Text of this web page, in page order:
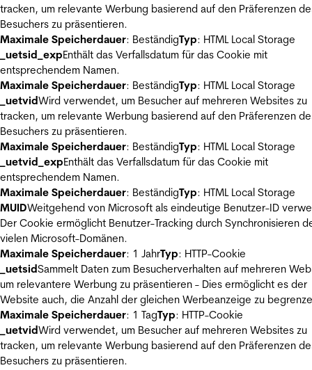
tracken, um relevante Werbung basierend auf den Präferenzen
Besuchers zu präsentieren.
Maximale Speicherdauer: BeständigTyp: HTML Local Storage
_uetsid_expEnthält das Verfallsdatum für das Cookie mit
entsprechendem Namen.
Maximale Speicherdauer: BeständigTyp: HTML Local Storage
_uetvidWird verwendet, um Besucher auf mehreren Websites zu
tracken, um relevante Werbung basierend auf den Präferenzen
Besuchers zu präsentieren.
Maximale Speicherdauer: BeständigTyp: HTML Local Storage
_uetvid_expEnthält das Verfallsdatum für das Cookie mit
entsprechendem Namen.
Maximale Speicherdauer: BeständigTyp: HTML Local Storage
MUIDWeitgehend von Microsoft als eindeutige Benutzer-ID
Der Cookie ermöglicht Benutzer-Tracking durch Synchronisieren
vielen Microsoft-Domänen.
Maximale Speicherdauer: 1 JahrTyp: HTTP-Cookie
_uetsidSammelt Daten zum Besucherverhalten auf mehreren
um relevantere Werbung zu präsentieren - Dies ermöglicht es der
Website auch, die Anzahl der gleichen Werbeanzeige zu
Maximale Speicherdauer: 1 TagTyp: HTTP-Cookie
_uetvidWird verwendet, um Besucher auf mehreren Websites zu
tracken, um relevante Werbung basierend auf den Präferenzen
Besuchers zu präsentieren.